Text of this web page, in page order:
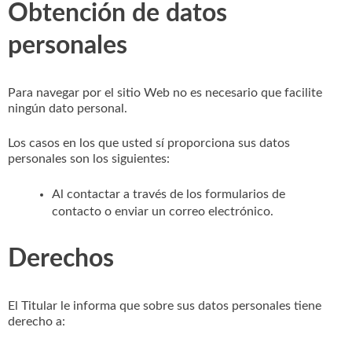
Obtención de datos
personales
Para navegar por el sitio Web no es necesario que facilite
ningún dato personal.
Los casos en los que usted sí proporciona sus datos
personales son los siguientes:
Al contactar a través de los formularios de
contacto o enviar un correo electrónico.
Derechos
El Titular le informa que sobre sus datos personales tiene
derecho a: